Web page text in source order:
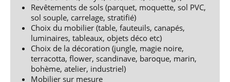
Revêtements de sols (parquet, moquette, sol PVC,
sol souple, carrelage, stratifié)
Choix du mobilier (table, fauteuils, canapés,
luminaires, tableaux, objets déco etc)
Choix de la décoration (jungle, magie noire,
terracotta, flower, scandinave, baroque, marin,
bohème, atelier, industriel)
Mobilier sur mesure